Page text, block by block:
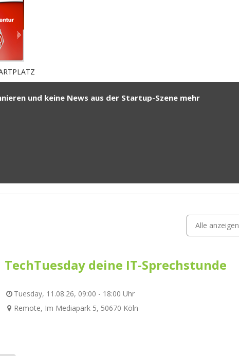
und keine News aus der Startup-Szene mehr
Alle anzeigen
TechTuesday deine IT-Sprechstunde
Tuesday, 11.08.26, 09:00 - 18:00 Uhr
Remote, Im Mediapark 5, 50670 Köln